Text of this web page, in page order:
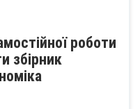
роботи
збірник